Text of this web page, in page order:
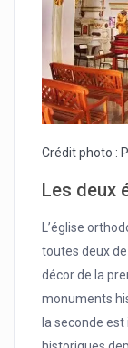
Crédit photo :
Les deux
L’église
toutes deux
décor de la
monuments
la seconde